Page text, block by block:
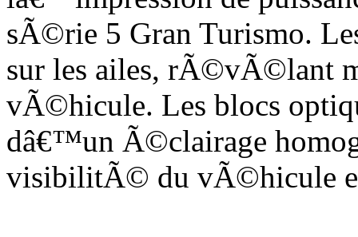
sÃ©rie 5 Gran Turismo.
sur les ailes, rÃ©vÃ©lant
vÃ©hicule. Les blocs
dâ€™un Ã©clairage
visibilitÃ© du vÃ©hicule